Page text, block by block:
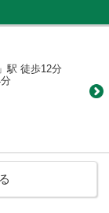
駅 徒歩12分